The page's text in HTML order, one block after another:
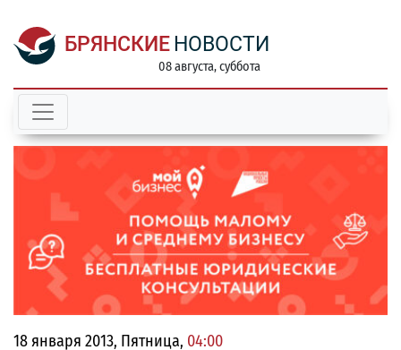
БРЯНСКИЕ НОВОСТИ
08 августа, суббота
18 января 2013, Пятница, 04:00